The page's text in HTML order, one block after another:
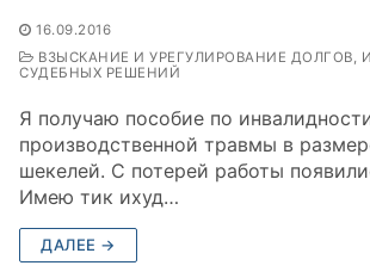
16.09.2016
ВЗЫСКАНИЕ И УРЕГУЛИРОВАНИЕ ДОЛГОВ,
СУДЕБНЫХ РЕШЕНИЙ
Я получаю пособие по
производственной травмы в
шекелей. С потерей работы
Имею тик ихуд…
ДАЛЕЕ →